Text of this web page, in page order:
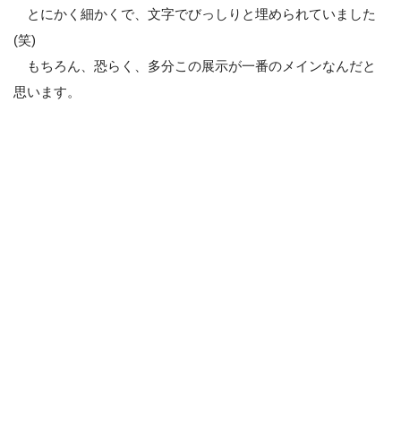
とにかく細かくで、文字でびっしりと埋められていました
(笑)
もちろん、恐らく、多分この展示が一番のメインなんだと
思います。